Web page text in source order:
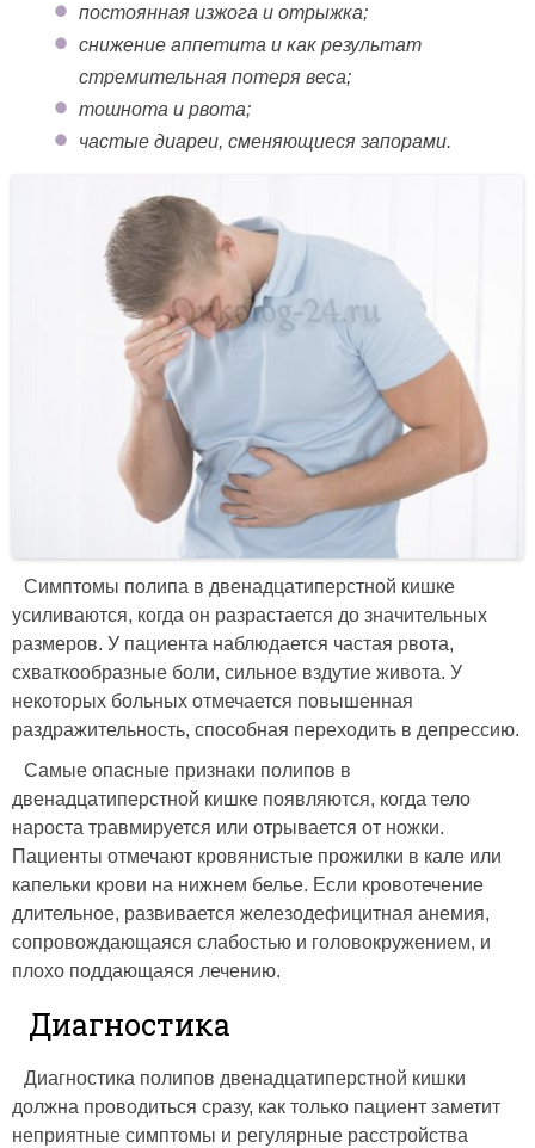
постоянная изжога и отрыжка;
снижение аппетита и как результат
стремительная потеря веса;
тошнота и рвота;
частые диареи, сменяющиеся запорами.
Симптомы полипа в двенадцатиперстной кишке
усиливаются, когда он разрастается до значительных
размеров. У пациента наблюдается частая рвота,
схваткообразные боли, сильное вздутие живота. У
некоторых больных отмечается повышенная
раздражительность, способная переходить в депрессию.
Самые опасные признаки полипов в
двенадцатиперстной кишке появляются, когда тело
нароста травмируется или отрывается от ножки.
Пациенты отмечают кровянистые прожилки в кале или
капельки крови на нижнем белье. Если кровотечение
длительное, развивается железодефицитная анемия,
сопровождающаяся слабостью и головокружением, и
плохо поддающаяся лечению.
Диагностика
Диагностика полипов двенадцатиперстной кишки
должна проводиться сразу, как только пациент заметит
неприятные симптомы и регулярные расстройства